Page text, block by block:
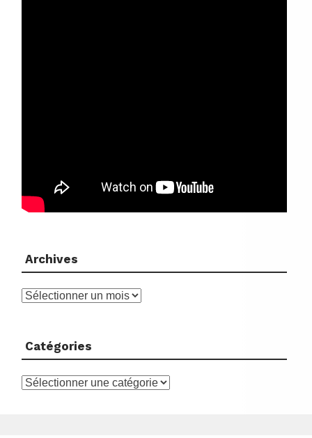
Archives
Archives
Catégories
Catégories